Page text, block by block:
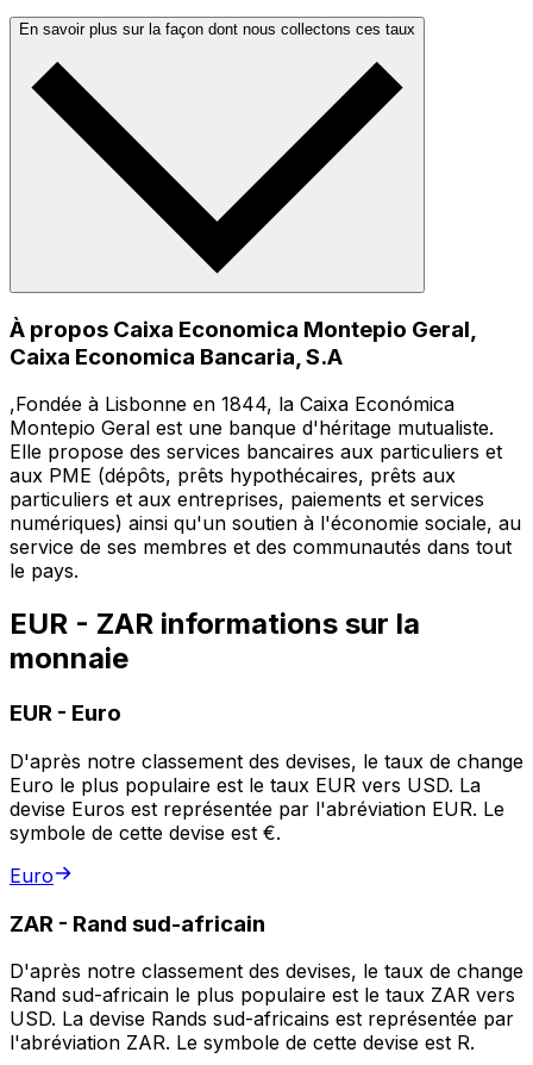
En savoir plus sur la façon dont nous collectons ces taux
À propos Caixa Economica Montepio Geral,
Caixa Economica Bancaria, S.A
,Fondée à Lisbonne en 1844, la Caixa Económica
Montepio Geral est une banque d'héritage mutualiste.
Elle propose des services bancaires aux particuliers et
aux PME (dépôts, prêts hypothécaires, prêts aux
particuliers et aux entreprises, paiements et services
numériques) ainsi qu'un soutien à l'économie sociale, au
service de ses membres et des communautés dans tout
le pays.
EUR - ZAR informations sur la
monnaie
EUR - Euro
D'après notre classement des devises, le taux de change
Euro le plus populaire est le taux EUR vers USD. La
devise Euros est représentée par l'abréviation EUR. Le
symbole de cette devise est €.
Euro
ZAR - Rand sud-africain
D'après notre classement des devises, le taux de change
Rand sud-africain le plus populaire est le taux ZAR vers
USD. La devise Rands sud-africains est représentée par
l'abréviation ZAR. Le symbole de cette devise est R.